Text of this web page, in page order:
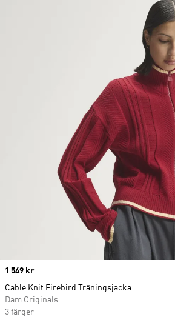
Price
1 549 kr
Cable Knit Firebird Träningsjacka
Dam Originals
3 färger